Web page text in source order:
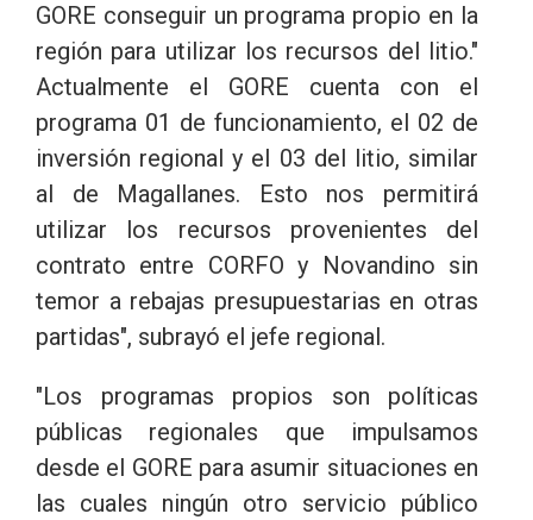
GORE conseguir un programa propio en la
región para utilizar los recursos del litio."
Actualmente el GORE cuenta con el
programa 01 de funcionamiento, el 02 de
inversión regional y el 03 del litio, similar
al de Magallanes. Esto nos permitirá
utilizar los recursos provenientes del
contrato entre CORFO y Novandino sin
temor a rebajas presupuestarias en otras
partidas", subrayó el jefe regional.
"Los programas propios son políticas
públicas regionales que impulsamos
desde el GORE para asumir situaciones en
las cuales ningún otro servicio público